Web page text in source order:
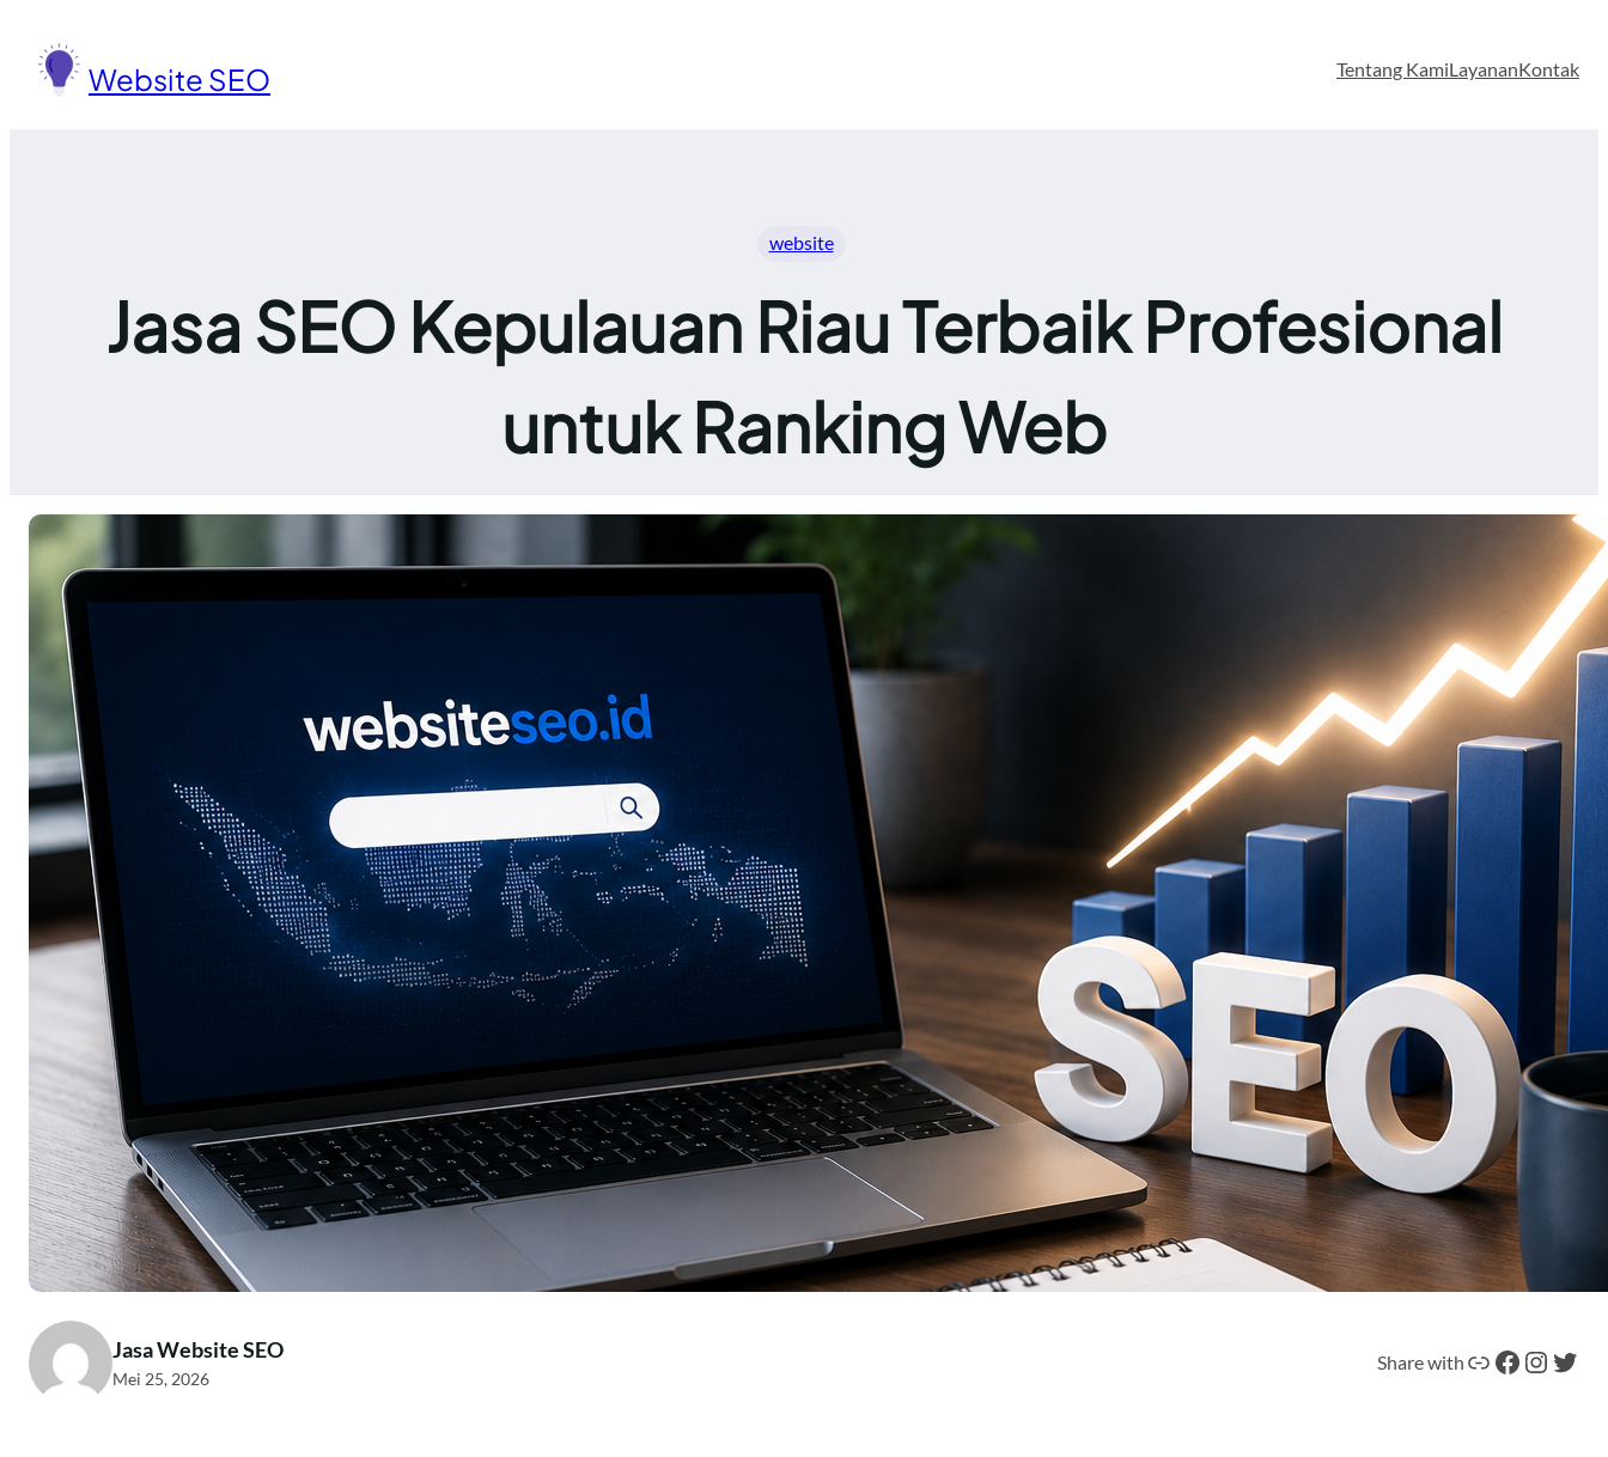
konten
Website SEO Tentang KamiLayananKontak
website
Jasa SEO Kepulauan Riau Terbaik Profesional
untuk Ranking Web
Jasa Website SEO
Mei 25, 2026
Share with Tautan Facebook Instagram Twitter